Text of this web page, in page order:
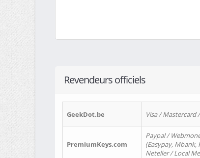
Revendeurs officiels
GeekDot.be Visa / Mastercard
PremiumKeys.com
Paypal /
(Easypay, Mbank,
Neteller / Local